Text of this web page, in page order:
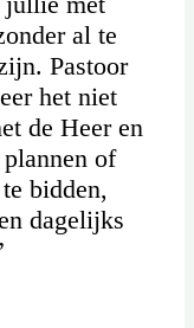
al te
Pastoor
het niet
de Heer en
of
bidden,
dagelijks